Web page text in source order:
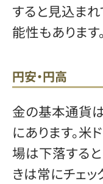
すると見込ま
能性もあります
円安・円高
金の基本通貨
にあります。
場は下落する
きは常にチェッ